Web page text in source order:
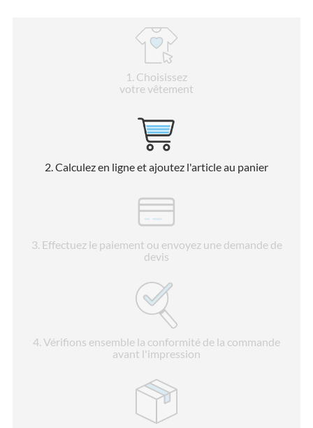
1 . Choisissez
votre vêtement
2. Calculez en ligne et ajoutez l'article au panier
3. Effectuez le paiement ou envoyez une demande de
devis
4. Vérifions ensemble la conformité de la commande
avant l'impression